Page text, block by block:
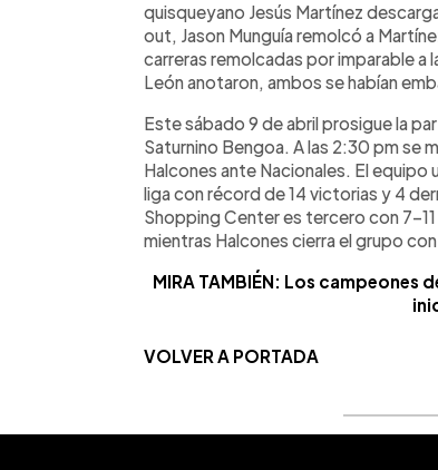
quisqueyano Jesús Martínez
out, Jason Munguía remolcó a
carreras remolcadas por imparable a
León anotaron, ambos se habían
Este sábado 9 de abril prosigue la
Saturnino Bengoa. A las 2:30 pm se
Halcones ante Nacionales. El
liga con récord de 14 victorias y 4
Shopping Center es tercero con 7-
mientras Halcones cierra el grupo
MIRA TAMBIÉN: Los campeones
VOLVER A PORTADA